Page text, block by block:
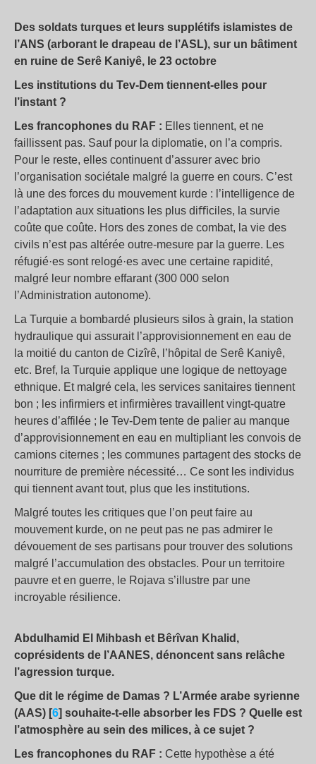
Des soldats turques et leurs supplétifs islamistes de
l’ANS (arborant le drapeau de l’ASL), sur un bâtiment
en ruine de Serê Kaniyê, le 23 octobre
Les institutions du Tev-Dem tiennent-elles pour
l’instant ?
Les francophones du RAF : Elles tiennent, et ne
faillissent pas. Sauf pour la diplomatie, on l’a compris.
Pour le reste, elles continuent d’assurer avec brio
l’organisation sociétale malgré la guerre en cours. C’est
là une des forces du mouvement kurde : l’intelligence de
l’adaptation aux situations les plus diﬃciles, la survie
coûte que coûte. Hors des zones de combat, la vie des
civils n’est pas altérée outre-mesure par la guerre. Les
réfugié·es sont relogé·es avec une certaine rapidité,
malgré leur nombre effarant (300 000 selon
l’Administration autonome).
La Turquie a bombardé plusieurs silos à grain, la station
hydraulique qui assurait l’approvisionnement en eau de
la moitié du canton de Cizîrê, l’hôpital de Serê Kaniyê,
etc. Bref, la Turquie applique une logique de nettoyage
ethnique. Et malgré cela, les services sanitaires tiennent
bon ; les infirmiers et infirmières travaillent vingt-quatre
heures d’affilée ; le Tev-Dem tente de palier au manque
d’approvisionnement en eau en multipliant les convois de
camions citernes ; les communes partagent des stocks de
nourriture de première nécessité… Ce sont les individus
qui tiennent avant tout, plus que les institutions.
Malgré toutes les critiques que l’on peut faire au
mouvement kurde, on ne peut pas ne pas admirer le
dévouement de ses partisans pour trouver des solutions
malgré l’accumulation des obstacles. Pour un territoire
pauvre et en guerre, le Rojava s’illustre par une
incroyable résilience.
Abdulhamid El Mihbash et Bêrîvan Khalid,
coprésidents de l’AANES, dénoncent sans relâche
l’agression turque.
Que dit le régime de Damas ? L’Armée arabe syrienne
(AAS) [6] souhaite-t-elle absorber les FDS ? Quelle est
l’atmosphère au sein des milices, à ce sujet ?
Les francophones du RAF : Cette hypothèse a été